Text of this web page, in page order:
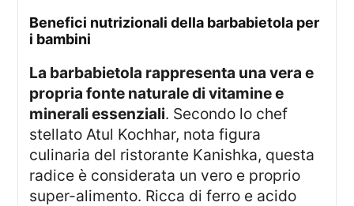
benefici nutrizionali della barbabietola per
i bambini
La barbabietola rappresenta una vera e
propria fonte naturale di vitamine e
minerali essenziali. Secondo lo chef
stellato Atul Kochhar, nota figura
culinaria del ristorante Kanishka, questa
radice è considerata un vero e proprio
super-alimento. Ricca di ferro e acido